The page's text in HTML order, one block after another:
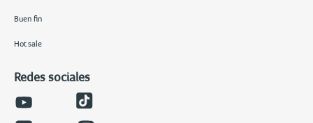
Buen fin
Hot sale
Redes sociales